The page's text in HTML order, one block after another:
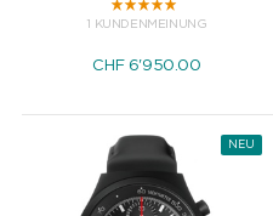
1 KUNDENMEINUNG
CHF6'950.00
NEU